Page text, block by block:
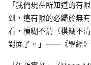
「我們現在所知道的有
到，這有限的必歸於無
看，模糊不清（模糊不
對面了。」——《聖經》